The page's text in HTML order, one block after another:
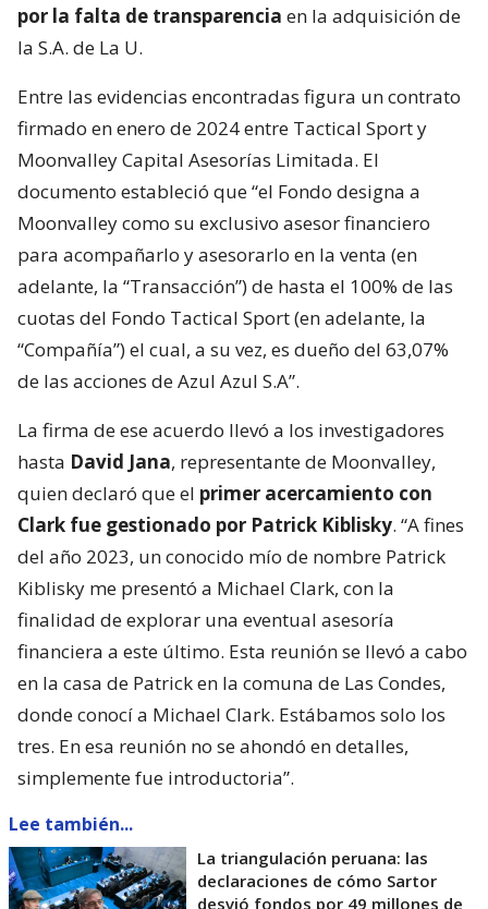
por la falta de transparencia en la adquisición de
la S.A. de La U.
Entre las evidencias encontradas figura un contrato
firmado en enero de 2024 entre Tactical Sport y
Moonvalley Capital Asesorías Limitada. El
documento estableció que “el Fondo designa a
Moonvalley como su exclusivo asesor financiero
para acompañarlo y asesorarlo en la venta (en
adelante, la “Transacción”) de hasta el 100% de las
cuotas del Fondo Tactical Sport (en adelante, la
“Compañía”) el cual, a su vez, es dueño del 63,07%
de las acciones de Azul Azul S.A”.
La firma de ese acuerdo llevó a los investigadores
hasta David Jana, representante de Moonvalley,
quien declaró que el primer acercamiento con
Clark fue gestionado por Patrick Kiblisky. “A fines
del año 2023, un conocido mío de nombre Patrick
Kiblisky me presentó a Michael Clark, con la
finalidad de explorar una eventual asesoría
financiera a este último. Esta reunión se llevó a cabo
en la casa de Patrick en la comuna de Las Condes,
donde conocí a Michael Clark. Estábamos solo los
tres. En esa reunión no se ahondó en detalles,
simplemente fue introductoria”.
Lee también...
La triangulación peruana: las
declaraciones de cómo Sartor
desvió fondos por 49 millones de